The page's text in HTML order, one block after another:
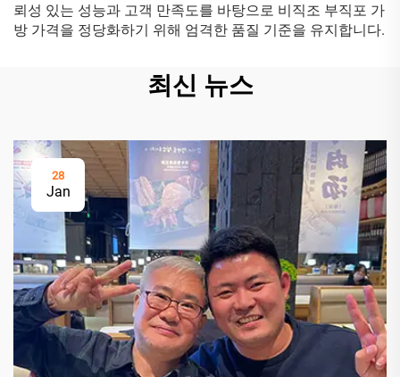
뢰성 있는 성능과 고객 만족도를 바탕으로 비직조 부직포 가
방 가격을 정당화하기 위해 엄격한 품질 기준을 유지합니다.
최신 뉴스
28
Jan